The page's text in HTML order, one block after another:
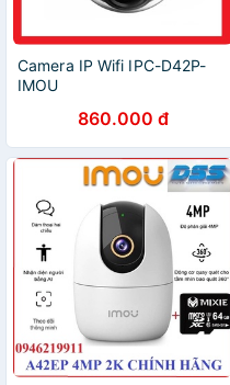
Camera IP Wifi IPC-D42P-
IMOU
860.000 đ